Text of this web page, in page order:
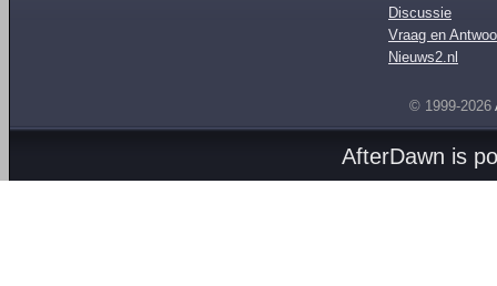
Discussie
Vraag en
Nieuws2.nl
© 1999-2026
AfterDawn is